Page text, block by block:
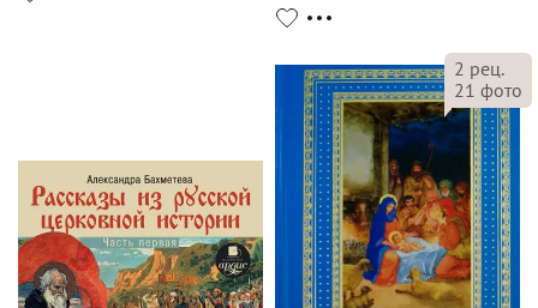
2 рец.
21 фото